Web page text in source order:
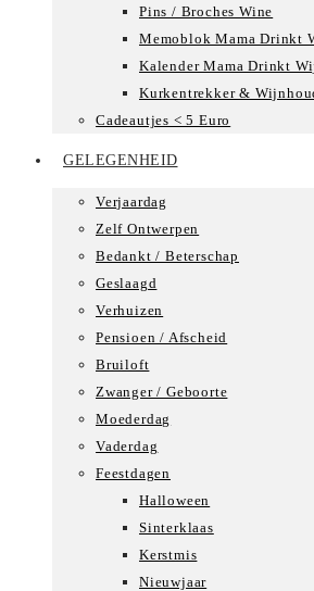
Pins / Broches Wine
Memoblok Mama Drinkt
Kalender Mama Drinkt
Kurkentrekker &
Cadeautjes < 5 Euro
GELEGENHEID
Verjaardag
Zelf Ontwerpen
Bedankt / Beterschap
Geslaagd
Verhuizen
Pensioen / Afscheid
Bruiloft
Zwanger / Geboorte
Moederdag
Vaderdag
Feestdagen
Halloween
Sinterklaas
Kerstmis
Nieuwjaar